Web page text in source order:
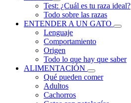
Test: ¿Cuál es tu raza ideal?
Todo sobre las razas
ENTENDER A UN GATO
Lenguaje
Comportamiento
Origen
Todo lo que hay que saber
ALIMENTACIÓN
Qué pueden comer
Adultos
Cachorros